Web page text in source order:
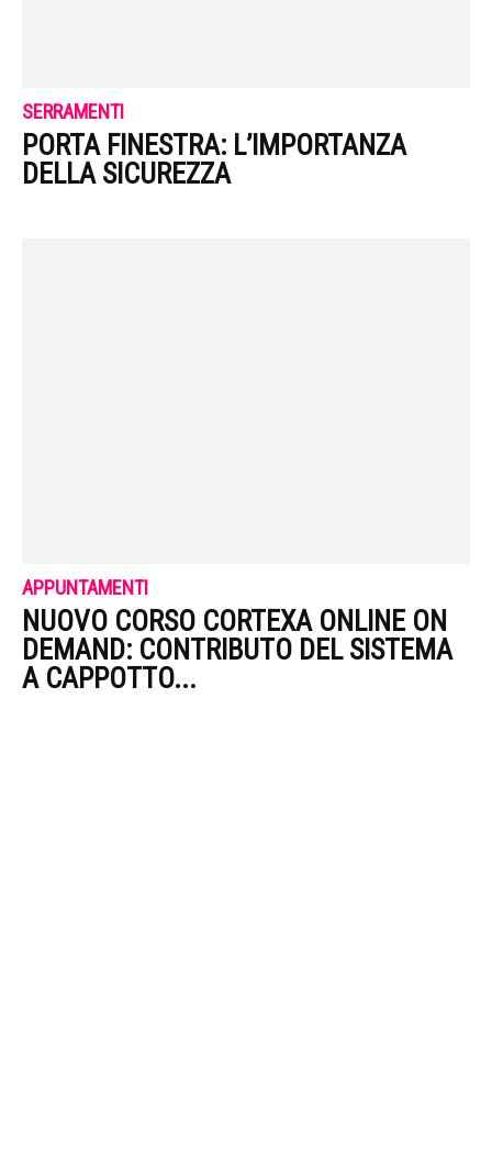
SERRAMENTI
PORTA FINESTRA: L’IMPORTANZA
DELLA SICUREZZA
APPUNTAMENTI
NUOVO CORSO CORTEXA ONLINE ON
DEMAND: CONTRIBUTO DEL SISTEMA
A CAPPOTTO...